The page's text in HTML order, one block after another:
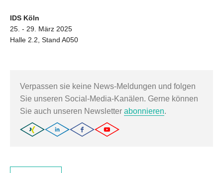
IDS Köln
25. - 29. März 2025
Halle 2.2, Stand A050
Verpassen sie keine News-Meldungen und folgen
Sie unseren Social-Media-Kanälen. Gerne können
Sie auch unseren Newsletter abonnieren.